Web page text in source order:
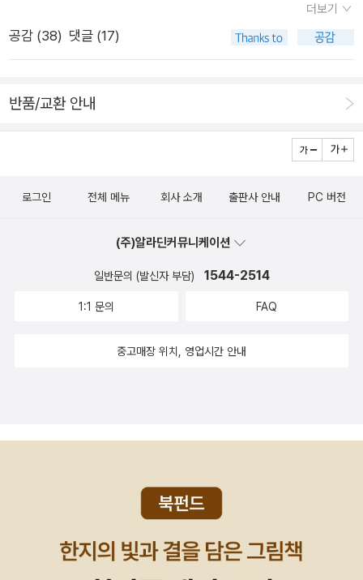
많지 않아 여자인지 남자인지도 모른다. 그럼에도 불구하고 그가
보낸 책을 ‘많은 사람들이 읽고 빌려간다고 생각하니 가슴이 벅차
창과에 입학 4학년이 된 20대 그녀에게 도움이 된다면 장기대출
도 해주리라 생각도 한다.나도 3년째 출근하여 밥벌이를 하느라
독서모임에 소홀해지고 도서대출도 게을러졌는데, 살림집을 작
던 초심을 회복해야 겠다. 추운 날 손과 마음을 따숩게 뎁히고 배
더보기
공감 (38) 댓글 (17)
반품/교환 안내
로그인 전체 메뉴 회사 소개 출판사 안내 PC 버전
(주)알라딘커뮤니케이션
일반문의 (발신자 부담) 1544-2514
1:1 문의 FAQ
중고매장 위치, 영업시간 안내